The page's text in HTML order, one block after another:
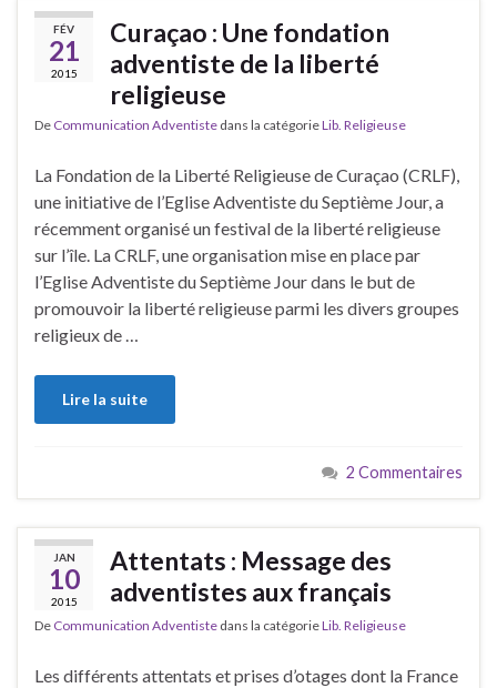
FÉV
21
2015
Curaçao : Une fondation
adventiste de la liberté
religieuse
De Communication Adventiste dans la catégorieLib. Religieuse
La Fondation de la Liberté Religieuse de Curaçao (CRLF),
une initiative de l’Eglise Adventiste du Septième Jour, a
récemment organisé un festival de la liberté religieuse
sur l’île. La CRLF, une organisation mise en place par
l’Eglise Adventiste du Septième Jour dans le but de
promouvoir la liberté religieuse parmi les divers groupes
religieux de …
Lire la suite
2 Commentaires
JAN
10
2015
Attentats : Message des
adventistes aux français
De Communication Adventiste dans la catégorieLib. Religieuse
Les différents attentats et prises d’otages dont la France